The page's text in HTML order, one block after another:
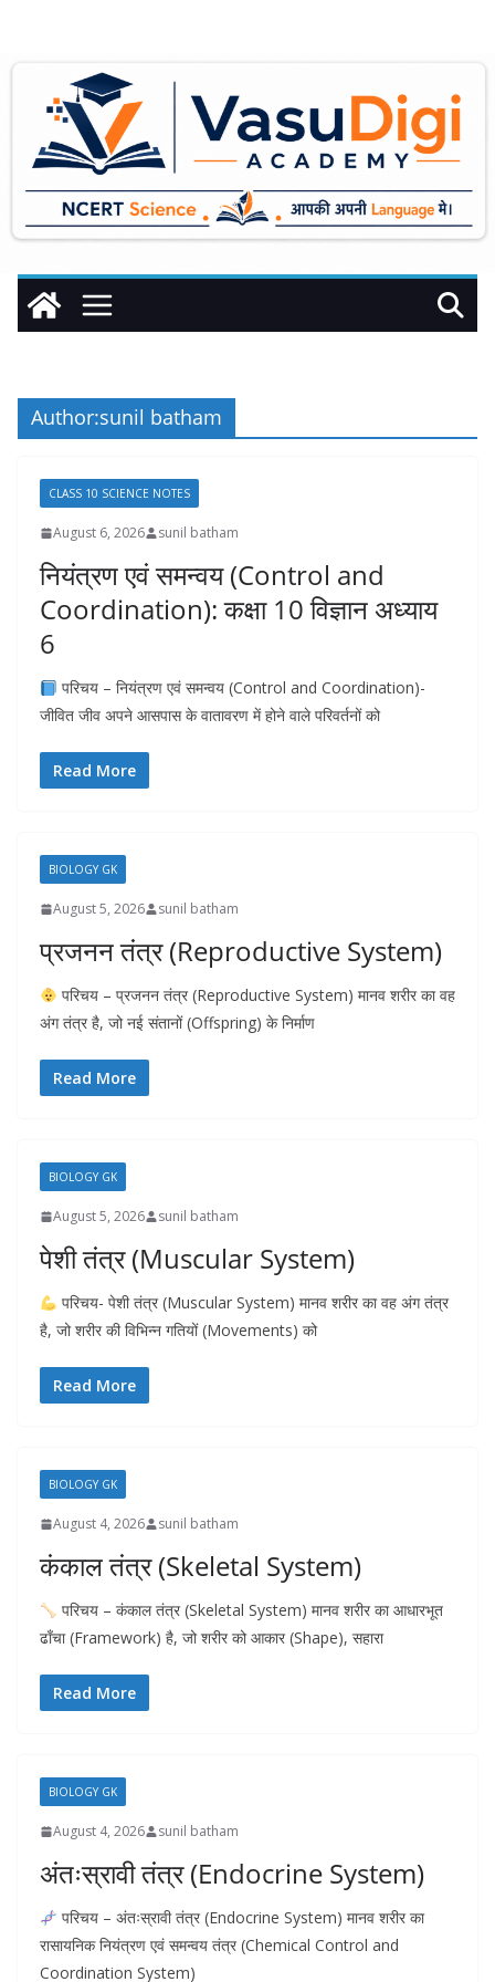
Author:sunil batham
CLASS 10 SCIENCE NOTES
August 6, 2026 sunil batham
नियंत्रण एवं समन्वय (Control and
Coordination): कक्षा 10 विज्ञान अध्याय
6
परिचय – नियंत्रण एवं समन्वय (Control and Coordination)-
जीवित जीव अपने आसपास के वातावरण में होने वाले परिवर्तनों को
Read More
BIOLOGY GK
August 5, 2026 sunil batham
प्रजनन तंत्र (Reproductive System)
परिचय – प्रजनन तंत्र (Reproductive System) मानव शरीर का वह
अंग तंत्र है, जो नई संतानों (Offspring) के निर्माण
Read More
BIOLOGY GK
August 5, 2026 sunil batham
पेशी तंत्र (Muscular System)
परिचय- पेशी तंत्र (Muscular System) मानव शरीर का वह अंग तंत्र
है, जो शरीर की विभिन्न गतियों (Movements) को
Read More
BIOLOGY GK
August 4, 2026 sunil batham
कंकाल तंत्र (Skeletal System)
परिचय – कंकाल तंत्र (Skeletal System) मानव शरीर का आधारभूत
ढाँचा (Framework) है, जो शरीर को आकार (Shape), सहारा
Read More
BIOLOGY GK
August 4, 2026 sunil batham
अंतःस्रावी तंत्र (Endocrine System)
परिचय – अंतःस्रावी तंत्र (Endocrine System) मानव शरीर का
रासायनिक नियंत्रण एवं समन्वय तंत्र (Chemical Control and
Coordination System)